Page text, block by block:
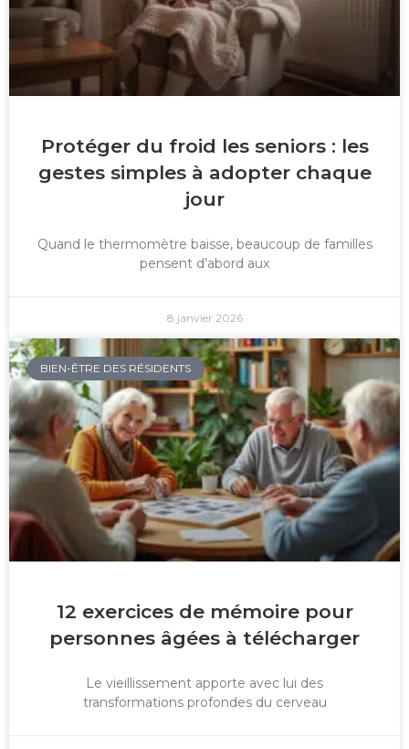
Protéger du froid les seniors : les
gestes simples à adopter chaque
jour
Quand le thermomètre baisse, beaucoup de familles
pensent d’abord aux
8 janvier 2026
BIEN-ÊTRE DES RÉSIDENTS
12 exercices de mémoire pour
personnes âgées à télécharger
Le vieillissement apporte avec lui des
transformations profondes du cerveau